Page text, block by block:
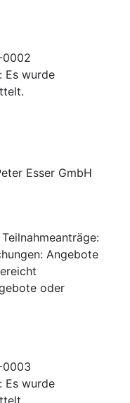
0002
: Es wurde
Esser GmbH
:
: Angebote
oder
0003
: Es wurde